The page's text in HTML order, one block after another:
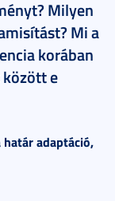
Milyen
Mi a
korában
között e
adaptáció,